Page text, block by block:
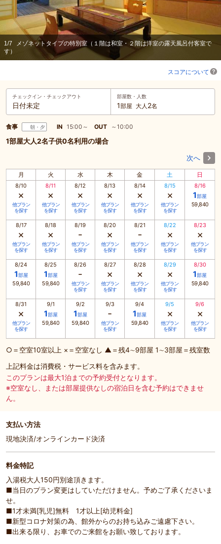
1/7
メゾネットタイプの特別室（１階は和室・２階は洋室の露天風呂付客室で
す）
スコアについて
チェックイン・ チェックアウト
日付未定
部屋数・人数
1部屋 大人 2名
食事 朝・夕 IN 15:00～ OUT ～10:00
1部屋大人2名子供0名利用の場合
次へ
月 火 水 木 金 土 日
8/10
×
他プラン
を探す
8/11
×
他プラン
を探す
8/12
×
他プラン
を探す
8/13
×
他プラン
を探す
8/14
×
他プラン
を探す
8/15
×
他プラン
を探す
8/16
1部屋
59,840
8/17
×
他プラン
を探す
8/18
×
他プラン
を探す
8/19
-
他プラン
を探す
8/20
×
他プラン
を探す
8/21
-
他プラン
を探す
8/22
×
他プラン
を探す
8/23
×
他プラン
を探す
8/24
1部屋
59,840
8/25
1部屋
59,840
8/26
-
他プラン
を探す
8/27
×
他プラン
を探す
8/28
×
他プラン
を探す
8/29
×
他プラン
を探す
8/30
1部屋
59,840
8/31
×
他プラン
を探す
9/1
1部屋
59,840
9/2
1部屋
59,840
9/3
-
他プラン
を探す
9/4
1部屋
59,840
9/5
×
他プラン
を探す
9/6
×
他プラン
を探す
○＝空室10室以上 ×＝空室なし ▲＝残4∼9部屋 1∼3部屋＝残室数
上記料金は消費税・サービス料を含みます。
このプランは最大1泊までの予約受付となります。
※空室なし、または部屋提供なしの宿泊日を含む予約はできませ
ん。
支払い方法
現地決済/オンラインカード決済
料金特記
入湯税大人150円別途頂きます。
■当日のプラン変更はしていただけません。予めご了承くださいま
せ。
■1才未満[乳児]無料 1才以上[幼児料金]
■新型コロナ対策の為、館外からのお持ち込みご遠慮下さい。
■出来る限り、お車でのご来館をお願い致しております。